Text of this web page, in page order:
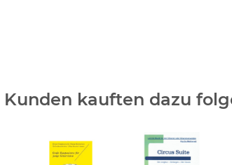
Kunden kauften dazu